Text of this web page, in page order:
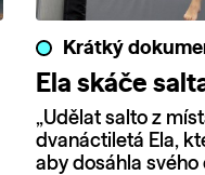
Krátký
Ela skáče
„Udělat salto z
dvanáctiletá Ela,
aby dosáhla svého